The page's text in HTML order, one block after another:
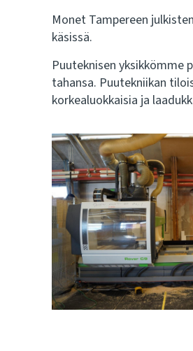
Monet Tampereen
käsissä.
Puuteknisen yksikkömme
tahansa. Puutekniikan
korkealuokkaisia ja